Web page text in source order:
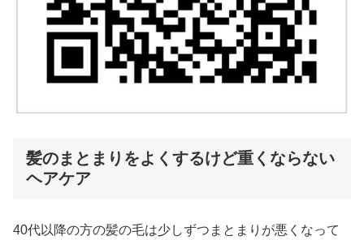
髪のまとまりをよくするけど重くならない
ヘアケア
40代以降の方の髪の毛は少しずつまとまりが悪くなって